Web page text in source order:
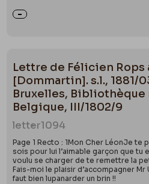
Lettre de Félicien Rops
[Dommartin]. s.l., 1881/
Bruxelles, Bibliothèque
Belgique, III/1802/9
letter1094
Page 1 Recto : 1Mon Cher LéonJe te
sois pour lui l’aimable garçon que tu
voulu se charger de te remettre la
Fais-moi le plaisir d’accompagner Mr
faut bien lupanarder un brin !!